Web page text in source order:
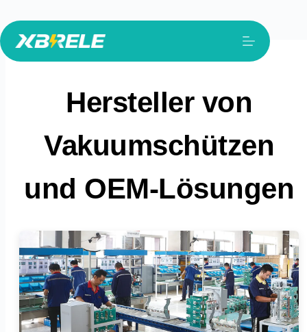
Inhalt
springen
Hersteller von
Vakuumschützen
und OEM-Lösungen